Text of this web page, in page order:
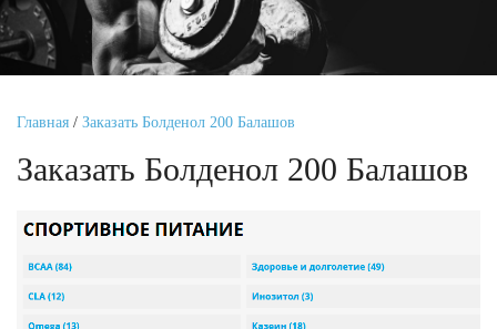
Главная / Заказать Болденол 200 Балашов
Заказать Болденол 200 Балашов